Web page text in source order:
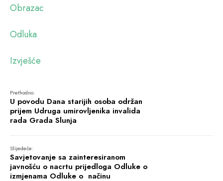
Obrazac
Odluka
Izvješće
Prethodno:
U povodu Dana starijih osoba održan
prijem Udruga umirovljenika invalida
rada Grada Slunja
Slijedeće:
Savjetovanje sa zainteresiranom
javnošću o nacrtu prijedloga Odluke o
izmjenama Odluke o načinu